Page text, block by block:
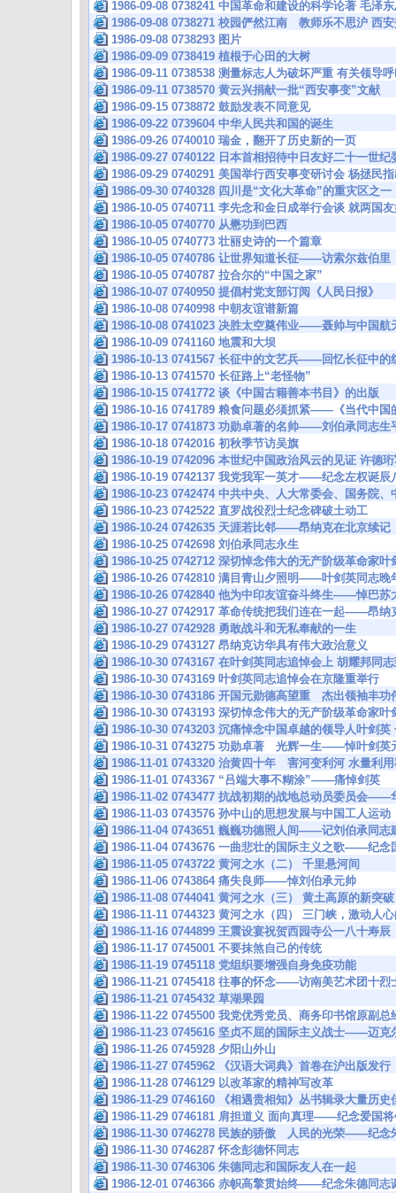
1986-09-08 0738241 中国革命和建设的科学论著 毛泽
1986-09-08 0738271 校园俨然江南 教师乐不思沪 西
1986-09-08 0738293 图片
1986-09-09 0738419 植根于心田的大树
1986-09-11 0738538 测量标志人为破坏严重 有关领导
1986-09-11 0738570 黄云兴捐献一批“西安事变”文献
1986-09-15 0738872 鼓励发表不同意见
1986-09-22 0739604 中华人民共和国的诞生
1986-09-26 0740010 瑞金，翻开了历史新的一页
1986-09-27 0740122 日本首相招待中日友好二十一世
1986-09-29 0740291 美国举行西安事变研讨会 杨拯民
1986-09-30 0740328 四川是“文化大革命”的重灾区之
1986-10-05 0740711 李先念和金日成举行会谈 就两国
1986-10-05 0740770 从懋功到巴西
1986-10-05 0740773 壮丽史诗的一个篇章
1986-10-05 0740786 让世界知道长征——访索尔兹伯里
1986-10-05 0740787 拉合尔的“中国之家”
1986-10-07 0740950 提倡村党支部订阅《人民日报》
1986-10-08 0740998 中朝友谊谱新篇
1986-10-08 0741023 决胜太空奠伟业——聂帅与中国航
1986-10-09 0741160 地震和大坝
1986-10-13 0741567 长征中的文艺兵——回忆长征中的
1986-10-13 0741570 长征路上“老怪物”
1986-10-15 0741772 谈《中国古籍善本书目》的出版
1986-10-16 0741789 粮食问题必须抓紧——《当代中国
1986-10-17 0741873 功勋卓著的名帅——刘伯承同志生
1986-10-18 0742016 初秋季节访吴旗
1986-10-19 0742096 本世纪中国政治风云的见证 许德
1986-10-19 0742137 我党我军一英才——纪念左权诞辰
1986-10-23 0742474 中共中央、人大常委会、国务院
1986-10-23 0742522 直罗战役烈士纪念碑破土动工
1986-10-24 0742635 天涯若比邻——昂纳克在北京续记
1986-10-25 0742698 刘伯承同志永生
1986-10-25 0742712 深切悼念伟大的无产阶级革命家叶
1986-10-26 0742810 满目青山夕照明——叶剑英同志晚
1986-10-26 0742840 他为中印友谊奋斗终生——悼巴苏
1986-10-27 0742917 革命传统把我们连在一起——昂纳
1986-10-27 0742928 勇敢战斗和无私奉献的一生
1986-10-29 0743127 昂纳克访华具有伟大政治意义
1986-10-30 0743167 在叶剑英同志追悼会上 胡耀邦同
1986-10-30 0743169 叶剑英同志追悼会在京隆重举行
1986-10-30 0743186 开国元勋德高望重 杰出领袖丰功
1986-10-30 0743193 深切悼念伟大的无产阶级革命家叶
1986-10-30 0743203 沉痛悼念中国卓越的领导人叶剑
1986-10-31 0743275 功勋卓著 光辉一生——悼叶剑英
1986-11-01 0743320 治黄四十年 害河变利河 水量利
1986-11-01 0743367 “吕端大事不糊涂”——痛悼剑英
1986-11-02 0743477 抗战初期的战地总动员委员会——
1986-11-03 0743576 孙中山的思想发展与中国工人运动
1986-11-04 0743651 巍巍功德照人间——记刘伯承同志
1986-11-04 0743676 一曲悲壮的国际主义之歌——纪念
1986-11-05 0743722 黄河之水（二） 千里悬河间
1986-11-06 0743864 痛失良师——悼刘伯承元帅
1986-11-08 0744041 黄河之水（三） 黄土高原的新突破
1986-11-11 0744323 黄河之水（四） 三门峡，激动人
1986-11-16 0744899 王震设宴祝贺西园寺公一八十寿辰
1986-11-17 0745001 不要抹煞自己的传统
1986-11-19 0745118 党组织要增强自身免疫功能
1986-11-21 0745418 往事的怀念——访南美艺术团十烈
1986-11-21 0745432 草湖果园
1986-11-22 0745500 我党优秀党员、商务印书馆原副
1986-11-23 0745616 坚贞不屈的国际主义战士——迈克
1986-11-26 0745928 夕阳山外山
1986-11-27 0745962 《汉语大词典》首卷在沪出版发行
1986-11-28 0746129 以改革家的精神写改革
1986-11-29 0746160 《相遇贵相知》丛书辑录大量历
1986-11-29 0746181 肩担道义 面向真理——纪念爱国
1986-11-30 0746278 民族的骄傲 人民的光荣——纪念
1986-11-30 0746287 怀念彭德怀同志
1986-11-30 0746306 朱德同志和国际友人在一起
1986-12-01 0746366 赤帜高擎贯始终——纪念朱德同志